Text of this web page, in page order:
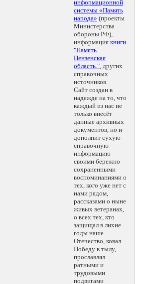
информационной
системы «Память
народа» (проекты
Министерства
обороны РФ),
информация книги
"Память.
Пензенская
область.", других
справочных
источников.
Сайт создан в
надежде на то, что
каждый из нас не
только внесёт
данные архивных
документов, но и
дополнит сухую
справочную
информацию
своими бережно
сохраненными
воспоминаниями о
тех, кого уже нет с
нами рядом,
рассказами о ныне
живых ветеранах,
о всех тех, кто
защищал в лихие
годы наше
Отечество, ковал
Победу в тылу,
прославлял
ратными и
трудовыми
подвигами